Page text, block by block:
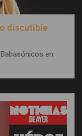
discutible
en